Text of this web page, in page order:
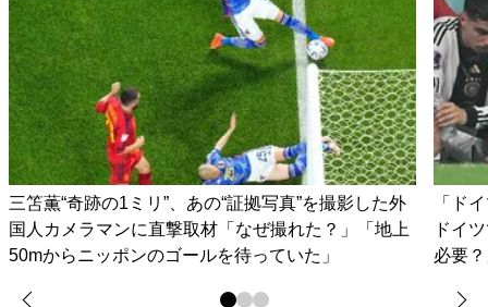
三笘薫“奇跡の1ミリ”、あの“証拠写真”を撮影した外
国人カメラマンに直撃取材「なぜ撮れた？」「地上
50mからニッポンのゴールを待っていた」
「ド
ドイ
必要